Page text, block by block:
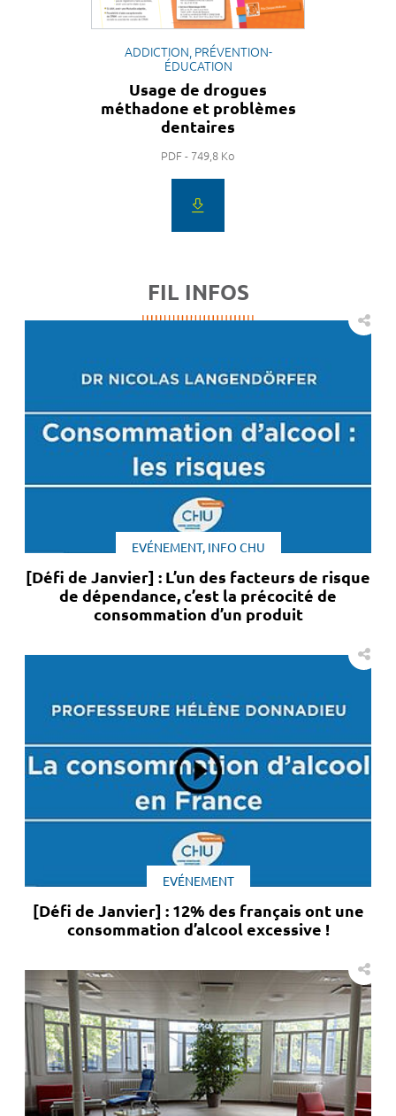
ADDICTION, PRÉVENTION-
ÉDUCATION
Usage de drogues
méthadone et problèmes
dentaires
PDF - 749,8 Ko
FIL INFOS
EVÉNEMENT, INFO CHU
[Défi de Janvier] : L’un des facteurs de risque
de dépendance, c’est la précocité de
consommation d’un produit
EVÉNEMENT
[Défi de Janvier] : 12% des français ont une
consommation d’alcool excessive !